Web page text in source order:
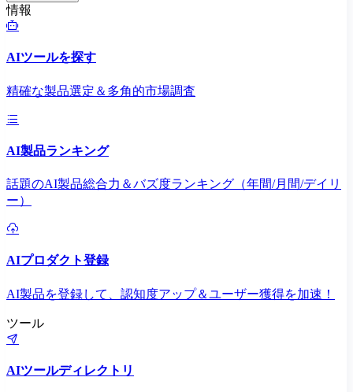
情報
AIツールを探す
精確な製品選定＆多角的市場調査
AI製品ランキング
話題のAI製品総合力＆バズ度ランキング（年間/月間/デイリ
ー）
AIプロダクト登録
AI製品を登録して、認知度アップ＆ユーザー獲得を加速！
ツール
AIツールディレクトリ